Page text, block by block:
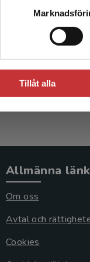
Tillåt alla
Allmänna
Om oss
Avtal och
Cookies